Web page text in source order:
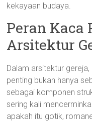
kekayaan budaya.
Peran Kaca
Arsitektur
Dalam arsitektur
penting bukan hanya
sebagai komponen
sering kali
apakah itu gotik,